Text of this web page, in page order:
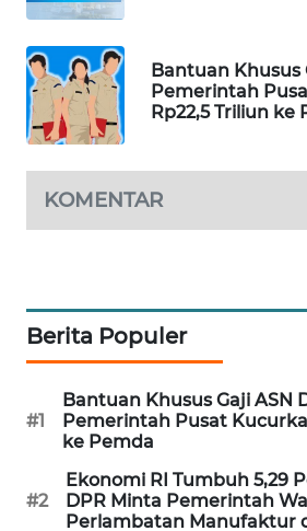
Bantuan Khusus
Pemerintah
Rp22,5 Triliun ke
KOMENTAR
Berita Populer
#1
Bantuan Khusus Gaji ASN
Pemerintah Pusat
ke Pemda
#2
Ekonomi RI Tumbuh 5,29
DPR Minta Pemerintah
Perlambatan Manufaktur
NEWS
SIBARAGAS
NEWS
METRO
SIANTAR
NEWS
METRO
NEWS
NEWS